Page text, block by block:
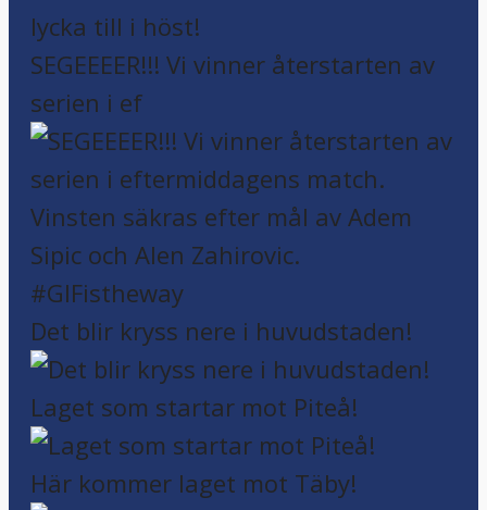
SEGEEEER!!! Vi vinner återstarten av
serien i ef
Det blir kryss nere i huvudstaden!
Laget som startar mot Piteå!
Här kommer laget mot Täby!